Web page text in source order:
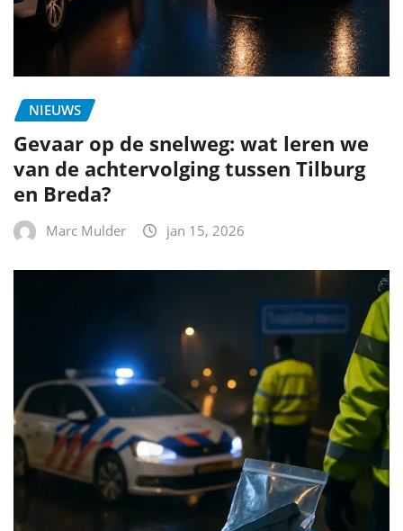
NIEUWS
Gevaar op de snelweg: wat leren we
van de achtervolging tussen Tilburg
en Breda?
Marc Mulder jan 15, 2026